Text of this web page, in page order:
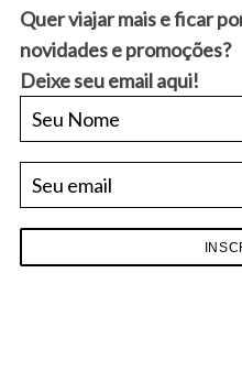
g
i
n
ç
ã
d
e
Quer viajar mais e ficar
novidades e promoções?
Deixe seu email aqui!